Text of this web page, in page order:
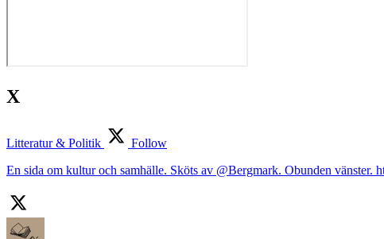
X
Litteratur & Politik
Follow
En sida om kultur och samhälle. Sköts av @Bergmark. Obunden vänster.